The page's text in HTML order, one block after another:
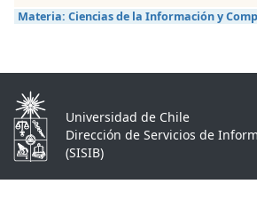
Materia: Ciencias de la Información y
Universidad de Chile
Dirección de Servicios de
(SISIB)